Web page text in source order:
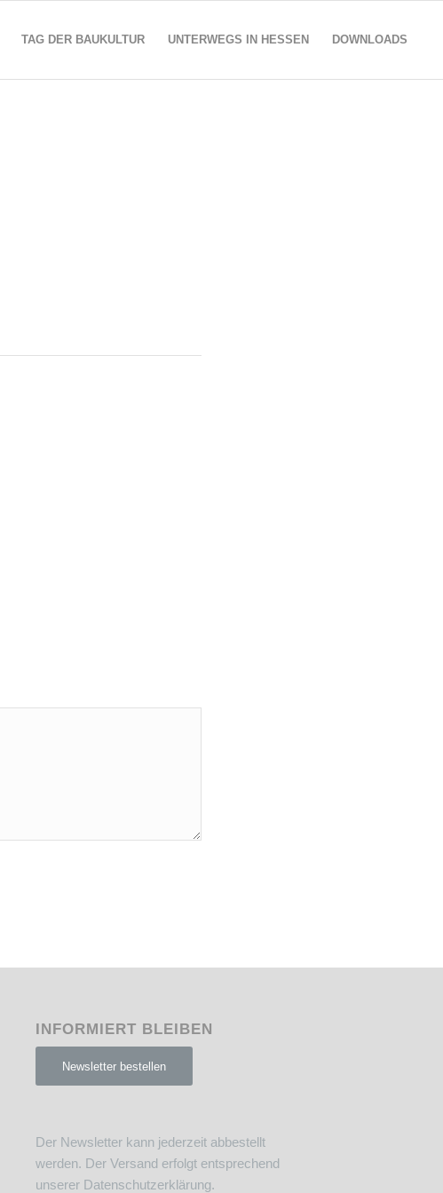
TAG DER BAUKULTUR UNTERWEGS IN HESSEN DOWNLOADS
INFORMIERT BLEIBEN
Newsletter bestellen
Der Newsletter kann jederzeit abbestellt
werden. Der Versand erfolgt entsprechend
unserer Datenschutzerklärung.